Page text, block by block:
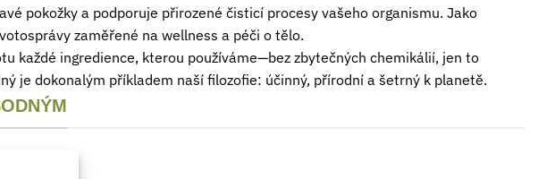
pokožky a podporuje přirozené čisticí procesy vašeho organismu. Jako
zaměřené na wellness a péči o tělo.
každé ingredience, kterou používáme—bez zbytečných chemikálií, jen to
je dokonalým příkladem naší filozofie: účinný, přírodní a šetrný k planetě.